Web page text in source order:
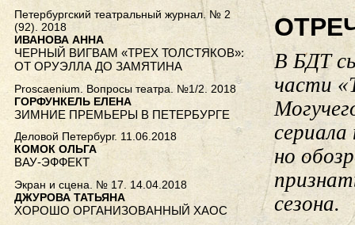
В БДТ
части
но
сезона.
Петербургский театральный журнал. № 2
(92). 2018
ИВАНОВА АННА
ЧЕРНЫЙ ВИГВАМ «ТРЕХ ТОЛСТЯКОВ»:
ОТ ОРУЭЛЛА ДО ЗАМЯТИНА
Proscaenium. Вопросы театра. №1/2. 2018
ГОРФУНКЕЛЬ ЕЛЕНА
ЗИМНИЕ ПРЕМЬЕРЫ В ПЕТЕРБУРГЕ
Деловой Петербург. 11.06.2018
КОМОК ОЛЬГА
ВАУ-ЭФФЕКТ
Экран и сцена. № 17. 14.04.2018
ДЖУРОВА ТАТЬЯНА
ХОРОШО ОРГАНИЗОВАННЫЙ ХАОС